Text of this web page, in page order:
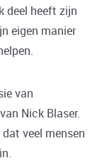
deel heeft zijn
eigen manier
van
Nick Blaser.
veel mensen